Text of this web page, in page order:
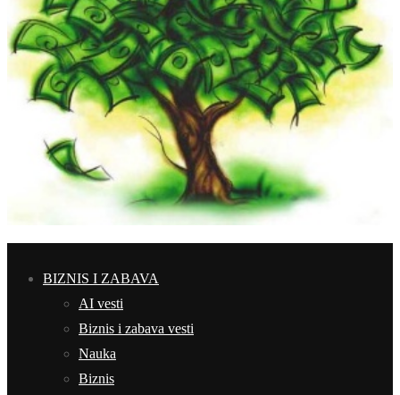
BIZNIS I ZABAVA
AI vesti
Biznis i zabava vesti
Nauka
Biznis